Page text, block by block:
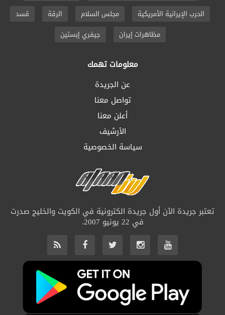
الحرب الإيرانية الأمريكية
مجلس السلام الرقة
قسد
مظاهرات إيران
جيفري إبستين
معلومات تهمك
عن الجريدة
تواصل معنا
أعلن معنا
الأرشيف
سياسة الخصوصية
تعتبر جريدة الآن أول جريدة الكترونية في الكويت والخليج صدرت
في 22 يونيو 2007.